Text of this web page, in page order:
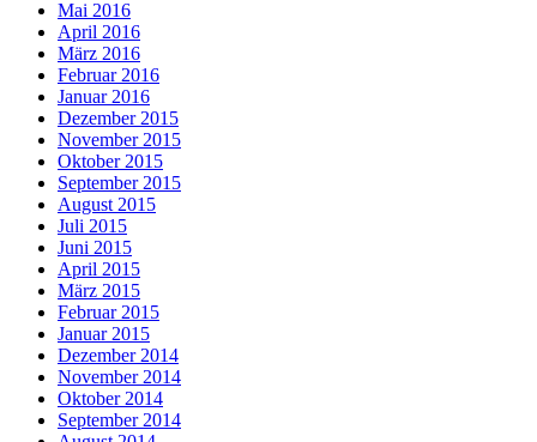
Mai 2016
April 2016
März 2016
Februar 2016
Januar 2016
Dezember 2015
November 2015
Oktober 2015
September 2015
August 2015
Juli 2015
Juni 2015
April 2015
März 2015
Februar 2015
Januar 2015
Dezember 2014
November 2014
Oktober 2014
September 2014